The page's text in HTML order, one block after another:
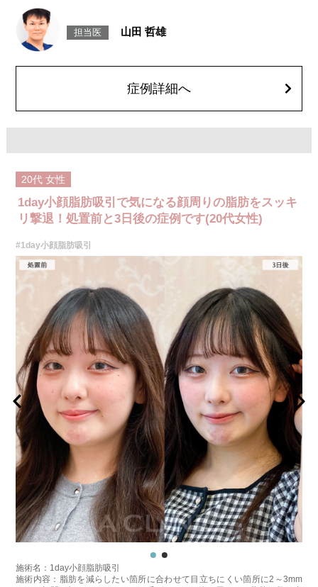
リスク、副作用：赤み、熱感、痛み、しびれ、むくみ、内出血、引き攣れ
感などが術後一時的に生じることがございます。また、稀に貧血、細菌感
染症、左右差、施術箇所の知覚鈍麻、ぼこつき、硬結、瘢痕化、色素沈
着、脂肪塞栓、皮膚のよれ、繊維の突出などを生じることがございます。
顔の脂肪吸引箇所の追加 1ヶ所ごと+162,800円(税込)
オプション：笑気麻酔 3,300円(税込)
施術内容：あごの形やバランスを整えるために、ヒアルロン酸を皮下に注
入する施術です。あご先にボリュームを加えることで、輪郭にメリハリを
施術時間：約10分程
リスク、副作用：施術後に腫れ、赤み、内出血、痛み、突っ張り感などが
生じることがありますが、通常は数日〜1週間程度で徐々に軽快します。ま
た、稀にアレルギー反応、細菌感染、血管閉塞、しこり（硬化）や小さな
結節が生じる可能性があります。施術後1〜2週間程度は、注入部位を強く
押したりマッサージしたりすることはお控えください。
レスチレン 54,800円(税込)
レスチレンリフト※横浜院限定 76,800円(税込)
ジュビダームビスタウルトラXC 109,800円(税込)
クレヴィエルコントア 109,800円(税込)
ボリューマ 131,800円(税込)
オプション：表面麻酔 3,300円(税込) 笑気麻酔 3,300円(税込)
担当医 山田 哲雄
症例詳細へ
20代 女性
1day小顔脂肪吸引で気になる顔周りの脂肪をスッキ
リ撃退！処置前と3日後の症例です(20代女性)
#1day小顔脂肪吸引
施術名：1day小顔脂肪吸引
施術内容：脂肪を減らしたい箇所に合わせて目立ちにくい箇所に2～3mm